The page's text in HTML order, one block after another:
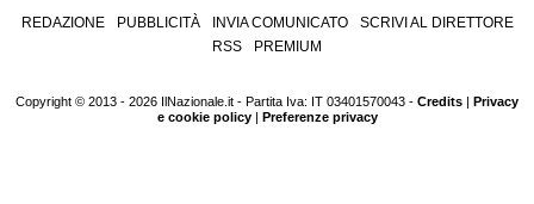
REDAZIONE PUBBLICITÀ INVIA COMUNICATO
SCRIVI AL DIRETTORE
RSS
PREMIUM
Copyright © 2013 - 2026 IlNazionale.it - Partita Iva: IT 03401570043 - Credits | Privacy
e cookie policy| Preferenze privacy